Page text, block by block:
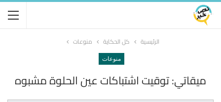
الرئيسية كل الحكاية منوعات
منوعات
ميقاتي: توقيت اشتباكات عين الحلوة مشبوه